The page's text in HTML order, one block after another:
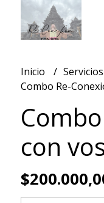
Inicio Servicios
Combo Re-
con